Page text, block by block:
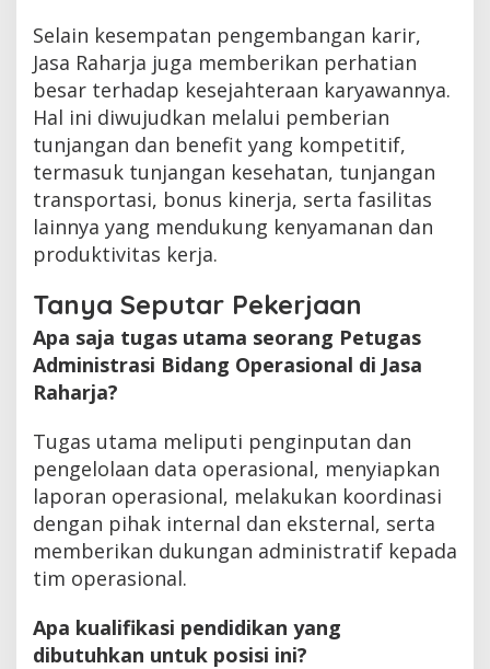
Selain kesempatan pengembangan karir,
Jasa Raharja juga memberikan perhatian
besar terhadap kesejahteraan karyawannya.
Hal ini diwujudkan melalui pemberian
tunjangan dan benefit yang kompetitif,
termasuk tunjangan kesehatan, tunjangan
transportasi, bonus kinerja, serta fasilitas
lainnya yang mendukung kenyamanan dan
produktivitas kerja.
Tanya Seputar Pekerjaan
Apa saja tugas utama seorang Petugas
Administrasi Bidang Operasional di Jasa
Raharja?
Tugas utama meliputi penginputan dan
pengelolaan data operasional, menyiapkan
laporan operasional, melakukan koordinasi
dengan pihak internal dan eksternal, serta
memberikan dukungan administratif kepada
tim operasional.
Apa kualifikasi pendidikan yang
dibutuhkan untuk posisi ini?